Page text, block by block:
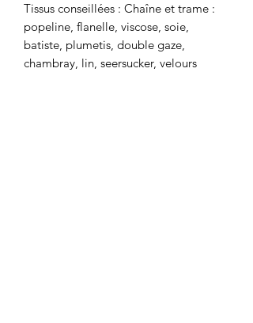
Tissus conseillées : Chaîne et trame :
popeline, flanelle, viscose, soie,
batiste, plumetis, double gaze,
chambray, lin, seersucker, velours